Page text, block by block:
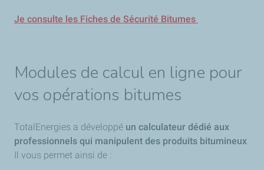
Je consulte les Fiches de Sécurité Bitumes
Modules de calcul en ligne pour
vos opérations bitumes
TotalEnergies a développé un calculateur dédié aux
professionnels qui manipulent des produits bitumineux.
Il vous permet ainsi de :